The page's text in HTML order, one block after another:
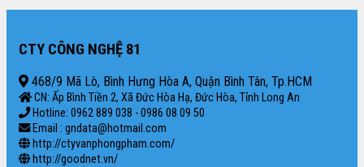
CTY CÔNG NGHỆ 81
468/9 Mã Lò, Bình Hưng Hòa A, Quận Bình Tân, Tp.HCM
CN: Ấp Bình Tiền 2, Xã Đức Hòa Hạ, Đức Hòa, Tỉnh Long An
Hotline: 0962 889 038 - 0986 08 09 50
Email : gndata@hotmail.com
http://ctyvanphongpham.com/
http://goodnet.vn/